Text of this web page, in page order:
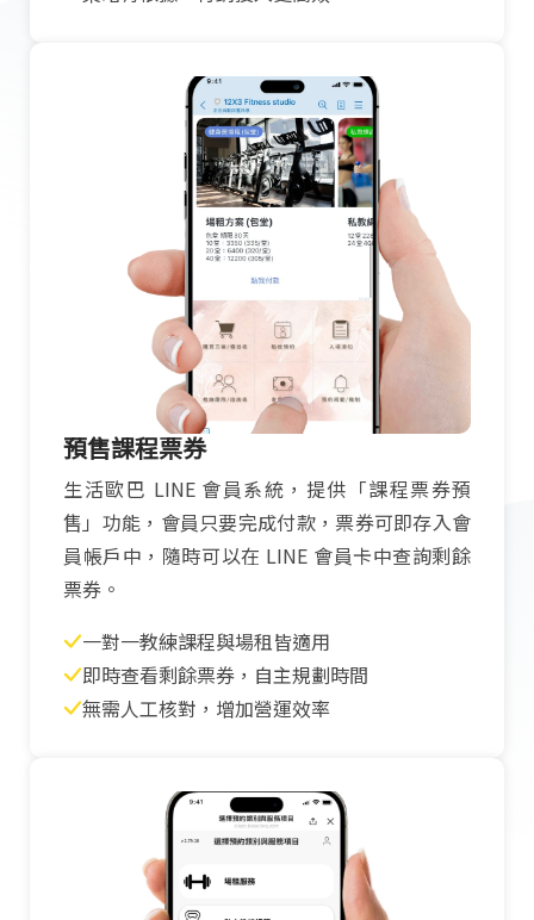
預售課程票券
生活歐巴 LINE 會員系統，提供「課程票券預
售」功能，會員只要完成付款，票券可即存入會
員帳戶中，隨時可以在 LINE 會員卡中查詢剩餘
票券。
一對一教練課程與場租皆適用
即時查看剩餘票券，自主規劃時間
無需人工核對，增加營運效率